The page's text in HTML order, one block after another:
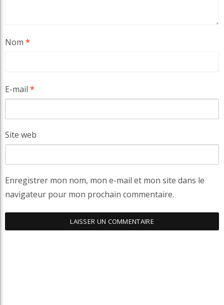
Nom *
E-mail *
Site web
Enregistrer mon nom, mon e-mail et mon site dans le
navigateur pour mon prochain commentaire.